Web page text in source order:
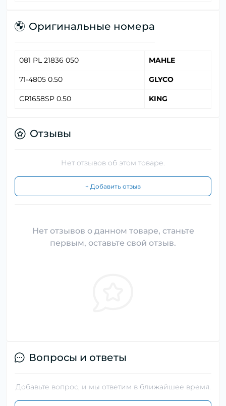
Оригинальные номера
081 PL 21836 050 MAHLE
71-4805 0.50 GLYCO
CR1658SP 0.50 KING
Отзывы
Нет отзывов об этом товаре.
+ Добавить отзыв
Нет отзывов о данном товаре, станьте
первым, оставьте свой отзыв.
Вопросы и ответы
Добавьте вопрос, и мы ответим в ближайшее время.